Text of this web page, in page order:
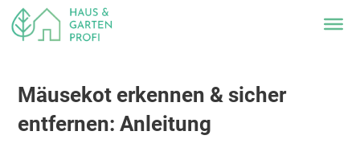
Mäusekot erkennen & sicher
entfernen: Anleitung